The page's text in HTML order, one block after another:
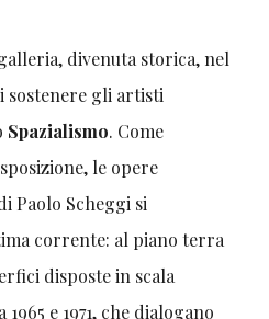
divenuta storica, nel
sostenere gli artisti
Spazialismo. Come
le opere
Paolo Scheggi si
corrente: al piano terra
disposte in scala
e 1971, che dialogano